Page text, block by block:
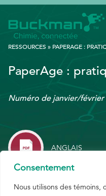
Consentement
Nous utilisons des témoins,
INDUSTRIES
INNOVATION
À PROPOS
Rechercher
:
RESSOURCES » PAPERAGE :
PaperAge :
Numéro de janvier/février
ANGLAIS